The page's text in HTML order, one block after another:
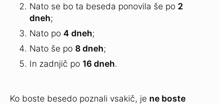
Nato se bo ta beseda ponovila še po 2
dneh;
Nato po 4 dneh;
Nato še po 8 dneh;
In zadnjič po 16 dneh.
Ko boste besedo poznali vsakič, je ne boste